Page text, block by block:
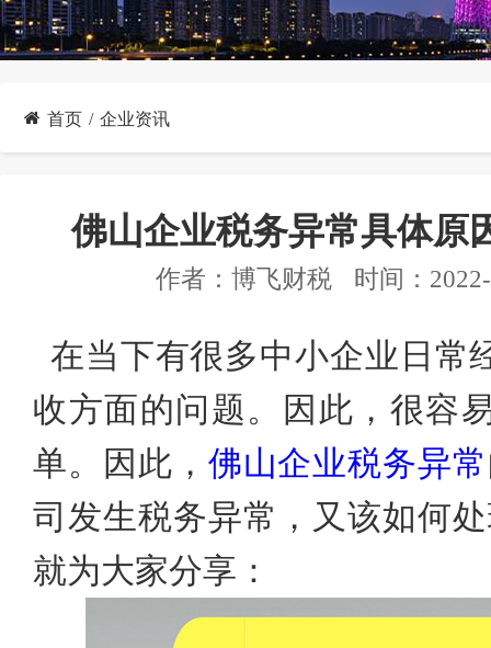
首页 企业资讯
佛山企业税务异常具体原
作者： 博飞财税 时间：
在当下有很多中小企业日常
收方面的问题。因此，很容
单。因此， 佛山企业税务异常
司发生税务异常，又该如何
就为大家分享：